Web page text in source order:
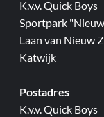
K.v.v. Quick Boys
Sportpark
Laan van Nieuw
Katwijk
Postadres
K.v.v. Quick Boys